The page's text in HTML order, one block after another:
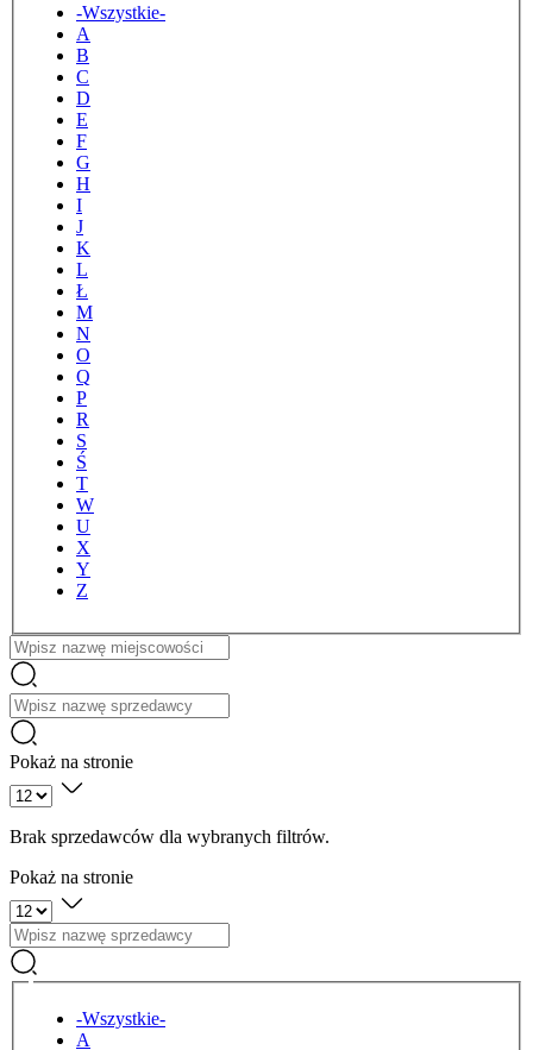
-Wszystkie-
A
B
C
D
E
F
G
H
I
J
K
L
Ł
M
N
O
Q
P
R
S
Ś
T
W
U
X
Y
Z
Nazwa
Pokaż na stronie
Brak sprzedawców dla wybranych filtrów.
Pokaż na stronie
-Wszystkie-
A